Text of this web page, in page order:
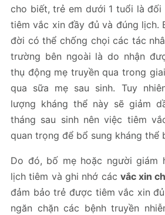
cho biết, trẻ em dưới 1 tuổi là
tiêm vắc xin đầy đủ và đúng lịch.
đời có thể chống chọi các tác
trường bên ngoài là do nhận
thụ động mẹ truyền qua trong
qua sữa mẹ sau sinh. Tuy
lượng kháng thể này sẽ giảm
tháng sau sinh nên việc tiêm
quan trọng để bổ sung kháng thể
Do đó, bố mẹ hoặc người giám
lịch tiêm và ghi nhớ các vắc xin
đảm bảo trẻ được tiêm vắc xin
ngăn chặn các bệnh truyền